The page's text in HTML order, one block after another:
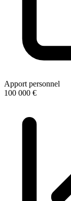
Apport personnel
100 000 €